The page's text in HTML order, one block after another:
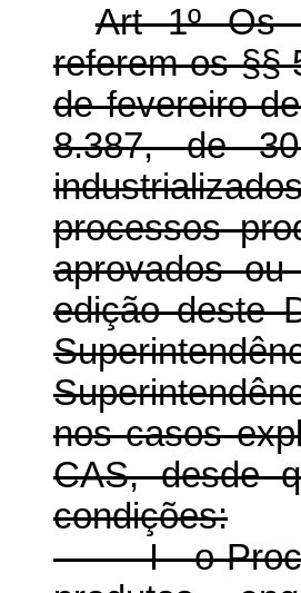
Art 1º Os
referem os §§
de fevereiro
8.387, de
processos
aprovados
edição deste
nos casos
CAS, desde
condições:
I - o